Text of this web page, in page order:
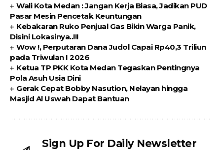
Wali Kota Medan : Jangan Kerja Biasa, Jadikan PUD
Pasar Mesin Pencetak Keuntungan
Kebakaran Ruko Penjual Gas Bikin Warga Panik,
Disini Lokasinya..!!!
Wow !, Perputaran Dana Judol Capai Rp40,3 Triliun
pada Triwulan I 2026
Ketua TP PKK Kota Medan Tegaskan Pentingnya
Pola Asuh Usia Dini
Gerak Cepat Bobby Nasution, Nelayan hingga
Masjid Al Uswah Dapat Bantuan
Sign Up For Daily Newsletter